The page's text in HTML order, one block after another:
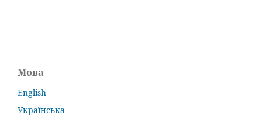
Мова
English
Українська